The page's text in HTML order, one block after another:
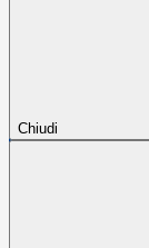
Chiudi